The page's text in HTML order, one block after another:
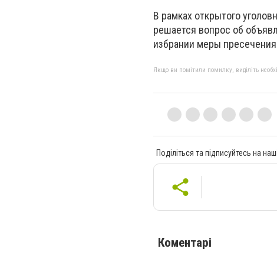
В рамках открытого
решается вопрос об
избрании меры
Якщо ви помітили помилку, виділіть
Поділіться та підписуйтесь на
Коментарі